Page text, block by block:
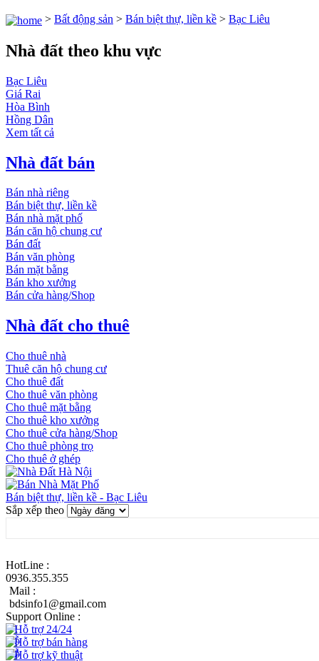
> Bất động sản > Bán biệt thự, liền kề > Bạc Liêu
Nhà đất theo khu vực
Bạc Liêu
Giá Rai
Hòa Bình
Hồng Dân
Xem tất cả
Nhà đất bán
Bán nhà riêng
Bán biệt thự, liền kề
Bán nhà mặt phố
Bán căn hộ chung cư
Bán đất
Bán văn phòng
Bán mặt bằng
Bán kho xưởng
Bán cửa hàng/Shop
Nhà đất cho thuê
Cho thuê nhà
Thuê căn hộ chung cư
Cho thuê đất
Cho thuê văn phòng
Cho thuê mặt bằng
Cho thuê kho xưởng
Cho thuê cửa hàng/Shop
Cho thuê phòng trọ
Cho thuê ở ghép
Bán biệt thự, liền kề - Bạc Liêu
Sắp xếp theo
HotLine :
0936.355.355
Mail :
bdsinfo1@gmail.com
Support Online :
Hỗ trợ 24/24
Hỗ trợ bán hàng
Hỗ trợ kỹ thuật